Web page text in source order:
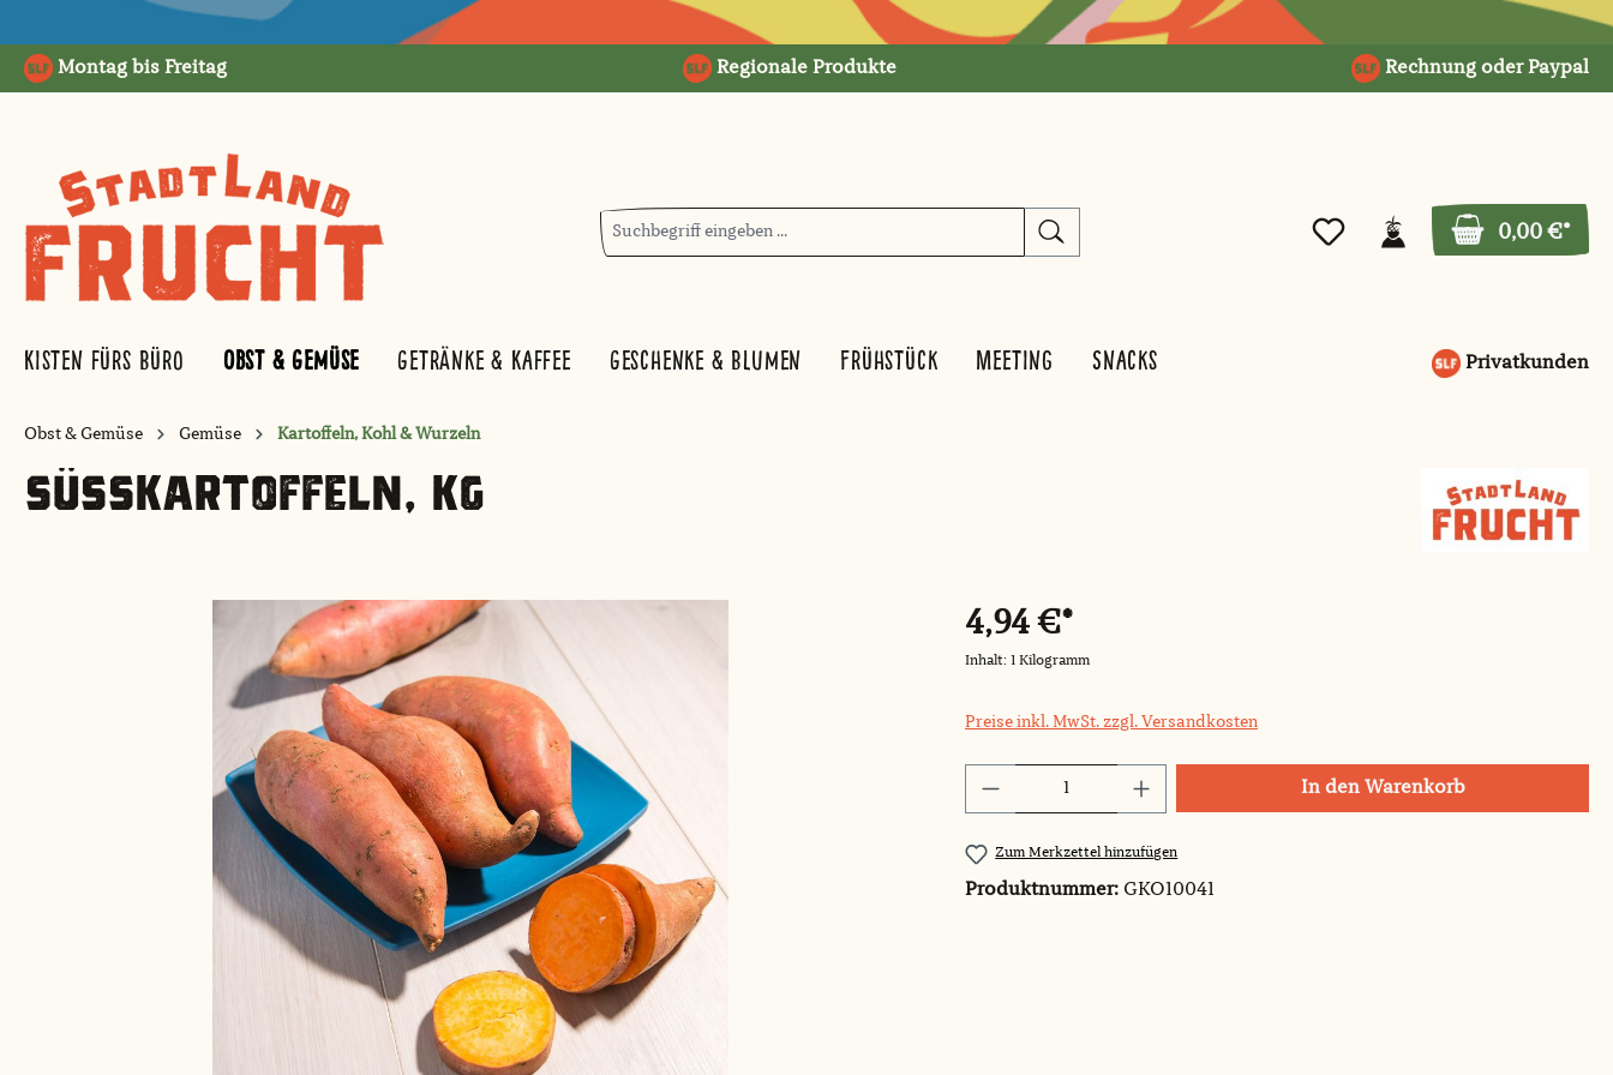
Montag bis Freitag Regionale Produkte Rechnung oder Paypal
0,00 €*
Kisten fürs Büro Obst & Gemüse Getränke & Kaffee Geschenke & Blumen Frühstück Meeting Snacks Privatkunden
Obst & Gemüse Gemüse Kartoffeln, Kohl & Wurzeln
SÜSSKARTOFFELN, KG
4,94 €*
Inhalt: 1 Kilogramm
Preise inkl. MwSt. zzgl. Versandkosten
Produkt Anzahl: Gib den gewünschten Wert
In den Warenkorb
Zum Merkzettel hinzufügen
Produktnummer: GKO10041